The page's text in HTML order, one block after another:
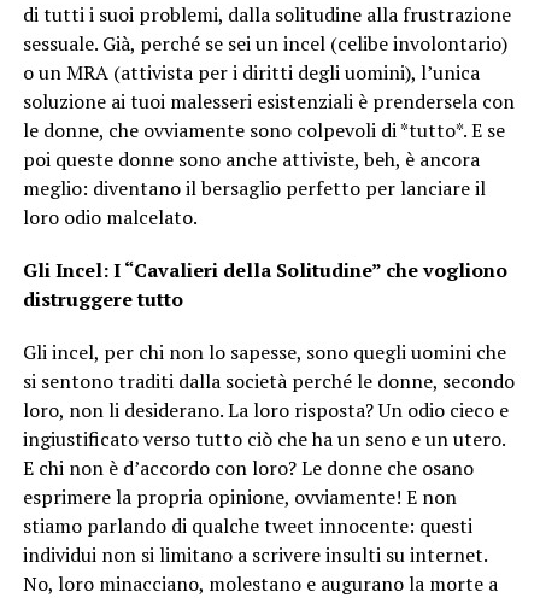
di tutti i suoi problemi, dalla solitudine alla frustrazione
sessuale. Già, perché se sei un incel (celibe involontario)
o un MRA (attivista per i diritti degli uomini), l’unica
soluzione ai tuoi malesseri esistenziali è prendersela con
le donne, che ovviamente sono colpevoli di *tutto*. E se
poi queste donne sono anche attiviste, beh, è ancora
meglio: diventano il bersaglio perfetto per lanciare il
loro odio malcelato.
Gli Incel: I “Cavalieri della Solitudine” che vogliono
distruggere tutto
Gli incel, per chi non lo sapesse, sono quegli uomini che
si sentono traditi dalla società perché le donne, secondo
loro, non li desiderano. La loro risposta? Un odio cieco e
ingiustificato verso tutto ciò che ha un seno e un utero.
E chi non è d’accordo con loro? Le donne che osano
esprimere la propria opinione, ovviamente! E non
stiamo parlando di qualche tweet innocente: questi
individui non si limitano a scrivere insulti su internet.
No, loro minacciano, molestano e augurano la morte a